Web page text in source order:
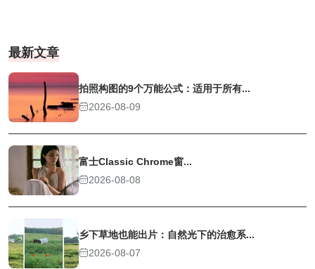
最新文章
拍照构图的9个万能公式：适用于所有...
2026-08-09
富士Classic Chrome窗...
2026-08-08
乡下草地也能出片：自然光下的治愈系...
2026-08-07